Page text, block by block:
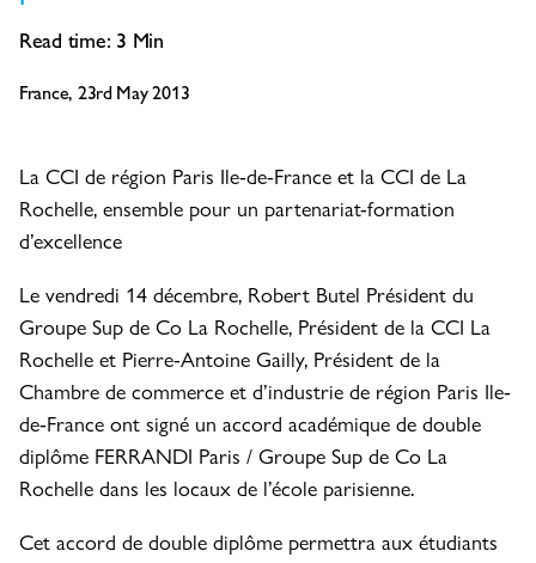
Read time: 3 Min
France, 23rd May 2013
La CCI de région Paris Ile-de-France et la CCI de La
Rochelle, ensemble pour un partenariat-formation
d’excellence
Le vendredi 14 décembre, Robert Butel Président du
Groupe Sup de Co La Rochelle, Président de la CCI La
Rochelle et Pierre-Antoine Gailly, Président de la
Chambre de commerce et d’industrie de région Paris Ile-
de-France ont signé un accord académique de double
diplôme FERRANDI Paris / Groupe Sup de Co La
Rochelle dans les locaux de l’école parisienne.
Cet accord de double diplôme permettra aux étudiants